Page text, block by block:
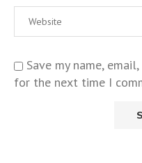
Save my name,
for the next time I